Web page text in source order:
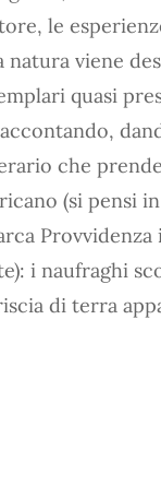
le
natura viene
quasi
che
(si pensi
Provvidenza
i naufraghi
di terra